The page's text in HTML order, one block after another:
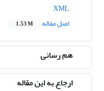
اصل مقاله
1.53 M
هم رسانی
ارجاع به این مقاله